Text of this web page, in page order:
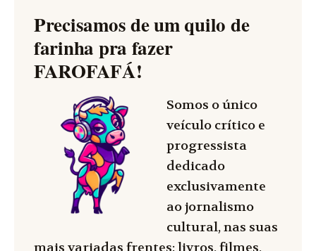
Precisamos de um quilo de
farinha pra fazer
FAROFAFÁ!
Somos o único
veículo crítico e
progressista
dedicado
exclusivamente
ao jornalismo
cultural, nas suas